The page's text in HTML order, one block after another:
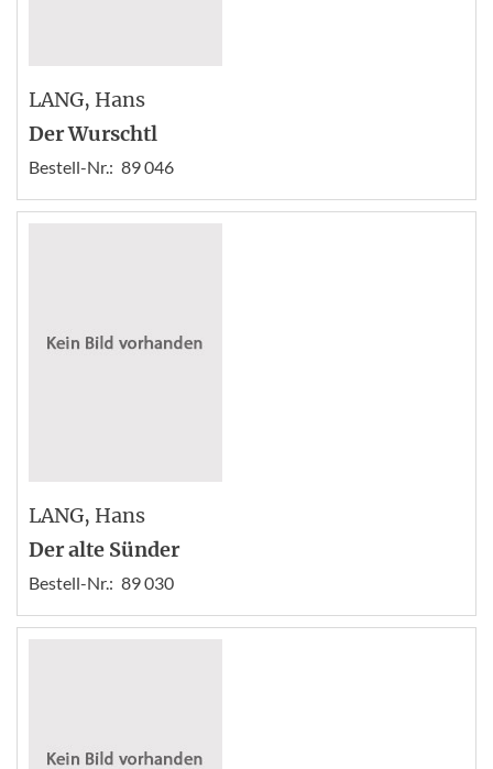
LANG, Hans
Der Wurschtl
Bestell-Nr.: 89 046
LANG, Hans
Der alte Sünder
Bestell-Nr.: 89 030